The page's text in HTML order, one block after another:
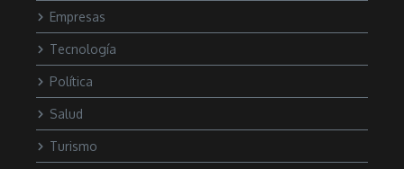
Empresas
Tecnología
Política
Salud
Turismo